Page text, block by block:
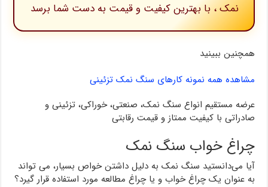
نمک ، با بهترین کیفیت و قیمت به دست شما برسد
همچنین ببینید
مشاهده همه نمونه کارهای سنگ نمک تزئینی
عرضه مستقیم انواع سنگ نمک، صنعتی، خوراکی، تزئینی و
صادراتی با کیفیت ممتاز و قیمت رقابتی
چراغ خواب سنگ نمک
آیا می‌دانستید سنگ نمک به دلیل داشتن خواص بسیار، می تواند
به عنوان یک چراغ خواب و یا چراغ مطالعه مورد استفاده قرار گیرد؟